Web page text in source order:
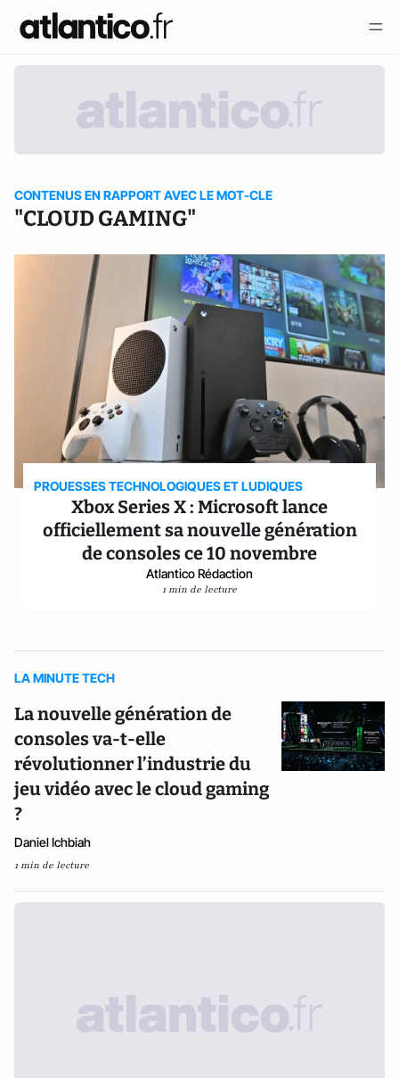
CONTENUS EN RAPPORT AVEC LE MOT-CLE
"CLOUD GAMING"
PROUESSES TECHNOLOGIQUES ET LUDIQUES
Xbox Series X : Microsoft lance
officiellement sa nouvelle génération
de consoles ce 10 novembre
Atlantico Rédaction
1 min de lecture
LA MINUTE TECH
La nouvelle génération de
consoles va-t-elle
révolutionner l’industrie du
jeu vidéo avec le cloud gaming
?
Daniel Ichbiah
1 min de lecture